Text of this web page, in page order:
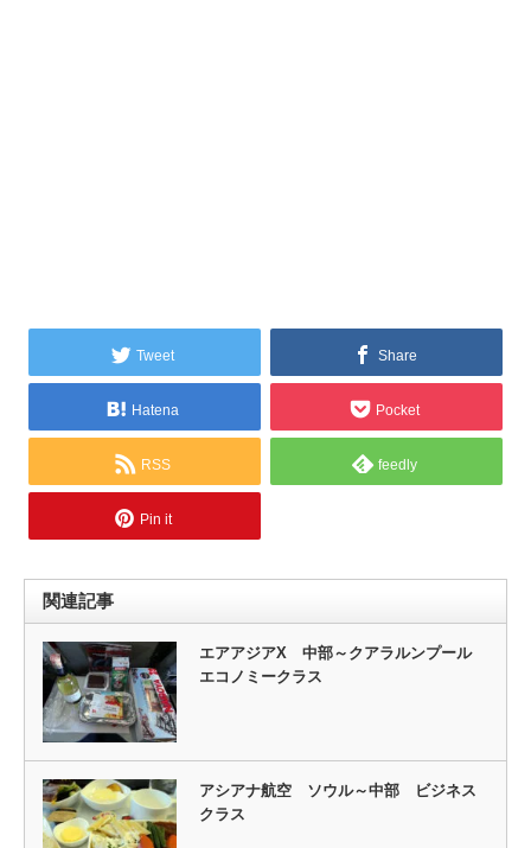
Tweet Share
Hatena Pocket
RSS feedly
Pin it
関連記事
エアアジアX 中部～クアラルンプール
エコノミークラス
アシアナ航空 ソウル～中部 ビジネス
クラス